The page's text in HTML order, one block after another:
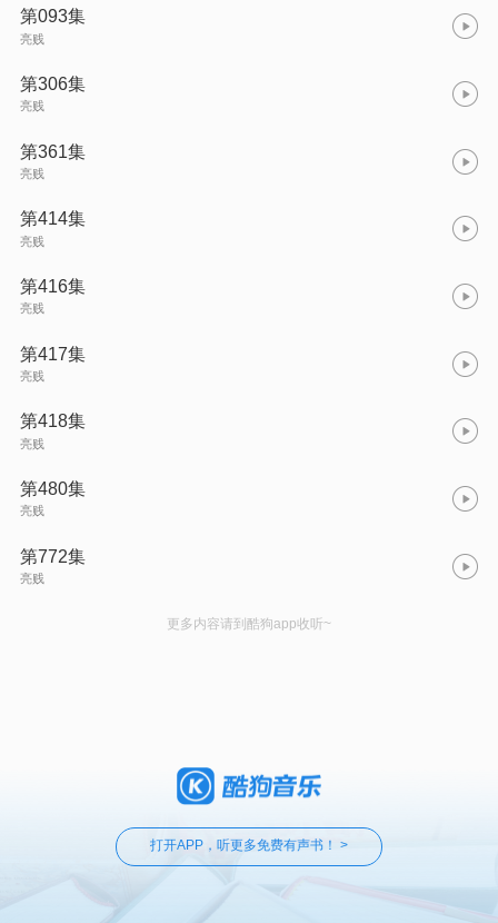
第093集
亮贱
第306集
亮贱
第361集
亮贱
第414集
亮贱
第416集
亮贱
第417集
亮贱
第418集
亮贱
第480集
亮贱
第772集
亮贱
更多内容请到酷狗app收听~
打开APP，听更多免费有声书！ >